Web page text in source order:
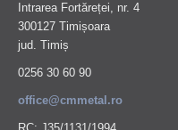
Intrarea Fortăreței, nr. 4
300127 Timișoara
jud. Timiș
0256 30 60 90
office@cmmetal.ro